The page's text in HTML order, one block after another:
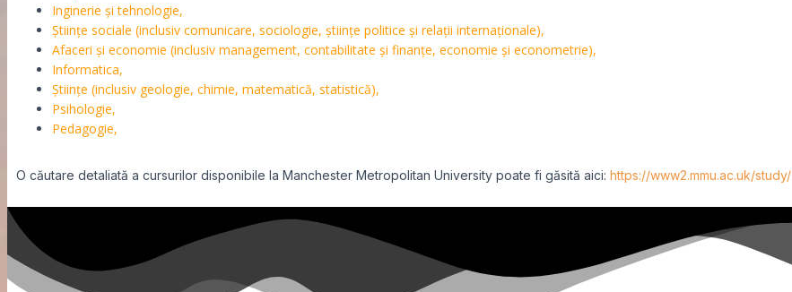
Inginerie și tehnologie,
Științe sociale (inclusiv comunicare, sociologie, științe politice și relații internaționale),
Afaceri și economie (inclusiv management, contabilitate și finanțe, economie și econometrie),
Informatica,
Științe (inclusiv geologie, chimie, matematică, statistică),
Psihologie,
Pedagogie,
O căutare detaliată a cursurilor disponibile la Manchester Metropolitan University poate fi găsită aici: https://www2.mmu.ac.uk/study/